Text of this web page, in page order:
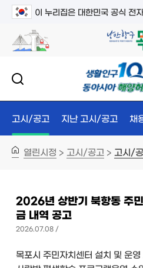
이 누리집은 대한민국 공식 전
고시/공고 지난 고시/공고 채
열린시정 > 고시/공고 > 고시/
2026년 상반기 북항동 주
금 내역 공고
2026.07.08 /
목포시 주민자치센터 설치 및 운